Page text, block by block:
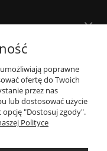
poprawne
ofertę do Twoich
przez nas
lub dostosować użycie
"Dostosuj zgody".
Polityce